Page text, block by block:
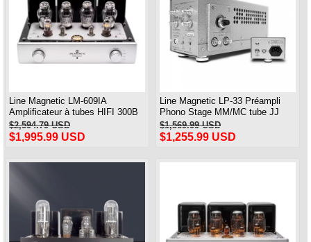
Line Magnetic LM-609IA
Amplificateur à tubes HIFI 300B
Amplificateur intégré de classe A
à extrémité unique 8W * 2
$2,594.79 USD
$1,995.99 USD
Line Magnetic LP-33 Préampli
Phono Stage MM/MC tube JJ
ECC803s ampli platine vinyle
$1,569.99 USD
$1,255.99 USD